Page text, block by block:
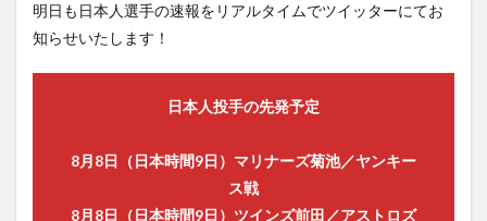
THE FLASH／フラッシュ シーズン1
The Lord of the Rings on Prime
The Love Boat
StreamingSurvis
Streaming Music 概要 対応クレジットカード キャリア決済 国際
ブランドプリペイド
明日も日本人選手の速報をリアルタイムでツイッターにてお
知らせいたします！
日本人投手の先発予定
8月8日（日本時間9日）マリナーズ菊池／ヤンキー
ス戦
8月8日（日本時間9日）ツインズ前田／アストロズ